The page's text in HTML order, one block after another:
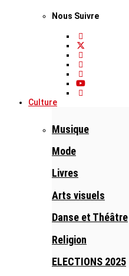
Nous Suivre
Culture
Musique
Mode
Livres
Arts visuels
Danse et Théâtre
Religion
ELECTIONS 2025